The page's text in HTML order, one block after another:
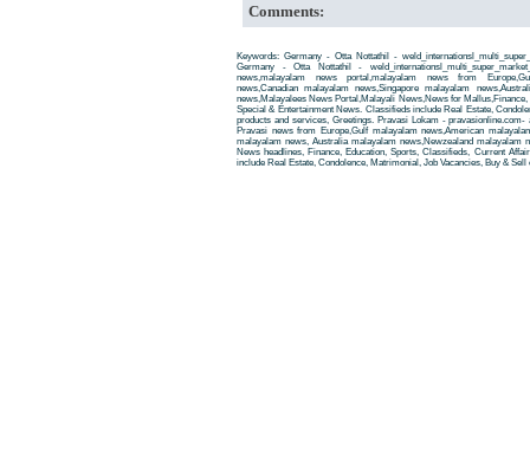
Comments:
Keywords: Germany - Otta Nottathil -
Germany - Otta Nottathil -
news,malayalam news portal,malayalam news from
news,Canadian malayalam news,Singapore malayalam
news,Malayalees News Portal,Malayali News,News for
Special & Entertainment News. Classifieds include Real Estate,
products and services, Greetings. Pravasi Lokam -
Pravasi news from Europe,Gulf malayalam news,American
malayalam news, Australia malayalam news,Newzealand malayalam
News headlines, Finance, Education, Sports, Classifieds, Current
include Real Estate, Condolence, Matrimonial, Job Vacancies, Buy &